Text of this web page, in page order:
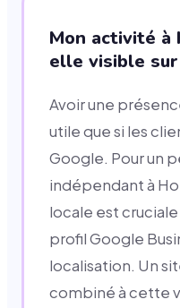
Mon activité
elle visible
Avoir une
utile que si les
Google. Pour un
indépendant à
locale est
profil Google
localisation. Un
combiné à cette